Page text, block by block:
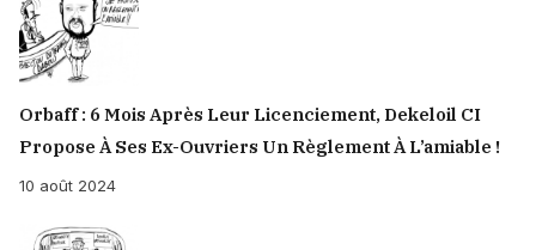
Orbaff : 6 Mois Après Leur Licenciement, Dekeloil CI
Propose À Ses Ex-Ouvriers Un Règlement À L’amiable !
10 août 2024